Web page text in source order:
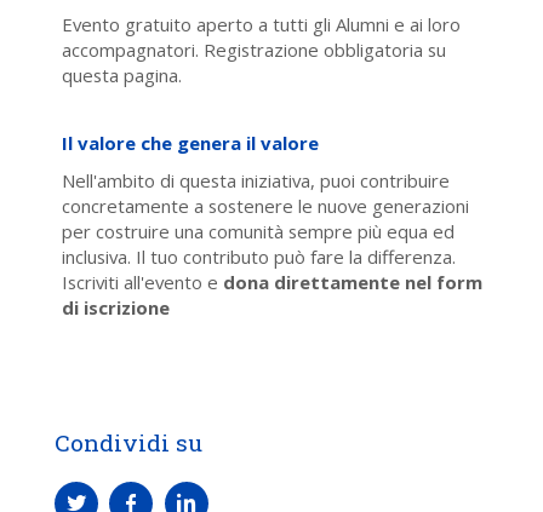
Evento gratuito aperto a tutti gli Alumni e ai loro
accompagnatori. Registrazione obbligatoria su
questa pagina.
Il valore che genera il valore
Nell'ambito di questa iniziativa, puoi contribuire
concretamente a sostenere le nuove generazioni
per costruire una comunità sempre più equa ed
inclusiva. Il tuo contributo può fare la differenza.
Iscriviti all'evento e dona direttamente nel form
di iscrizione
Condividi su